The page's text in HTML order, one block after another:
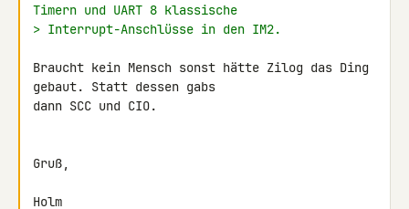
Timern und UART 8 klassische
> Interrupt-Anschlüsse in den IM2.
Braucht kein Mensch sonst hätte Zilog das Ding
gebaut. Statt dessen gabs
dann SCC und CIO.
Gruß,
Holm